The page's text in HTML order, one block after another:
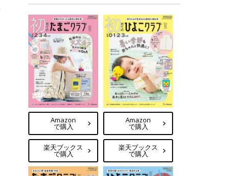
Amazon
で購入
楽天ブックス
で購入
Amazon
で購入
楽天ブックス
で購入